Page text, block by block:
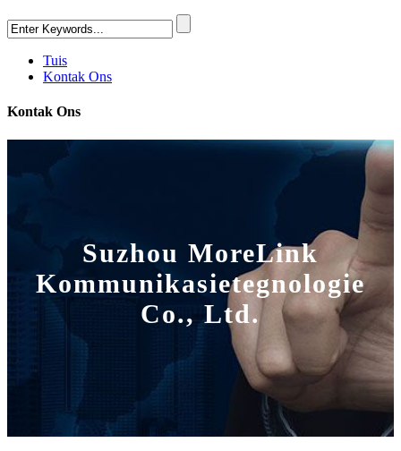
Tuis
Kontak Ons
Kontak Ons
Suzhou MoreLink
Kommunikasietegnologie
Co., Ltd.